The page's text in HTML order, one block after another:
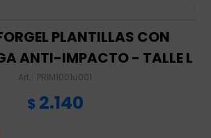
PLANTILLAS CON
ANTI-IMPACTO - TALLE L
PRIM1001u001
$ 2.140